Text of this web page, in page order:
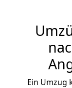
Ein Umzug